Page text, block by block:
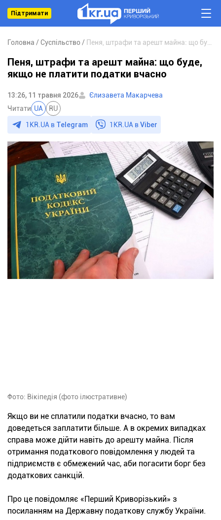
Підтримати
Головна Суспільство
Пеня, штрафи та арешт майна: що буде,
якщо не платити податки вчасно
13:26, 11 травня 2026
Єлизавета Макарчева
Читати UA RU
1KR.UA в Telegram 1KR.UA вViber
Фото: Вікіпедія (фото ілюстративне)
Якщо ви не сплатили податки вчасно, то вам
доведеться заплатити більше. А в окремих випадках
справа може дійти навіть до арешту майна. Після
отримання податкового повідомлення у людей та
підприємств є обмежений час, аби погасити борг без
додаткових санкцій.
Про це повідомляє «Перший Криворізький» з
посиланням на Державну податкову службу України.